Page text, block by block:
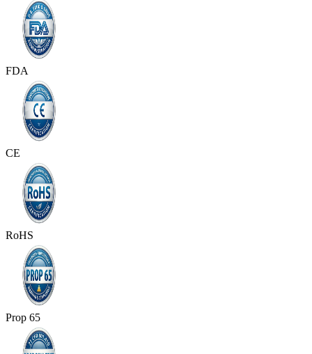
FDA
CE
RoHS
Prop 65